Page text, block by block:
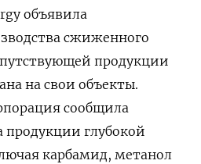
объявила
сжиженного
продукции
на свои объекты.
сообщила
продукции глубокой
карбамид, метанол